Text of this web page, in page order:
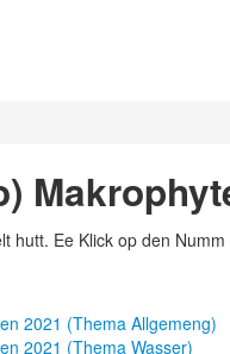
hutt. Ee Klick op den
2021 (Thema Allgemeng)
2021 (Thema Wasser)